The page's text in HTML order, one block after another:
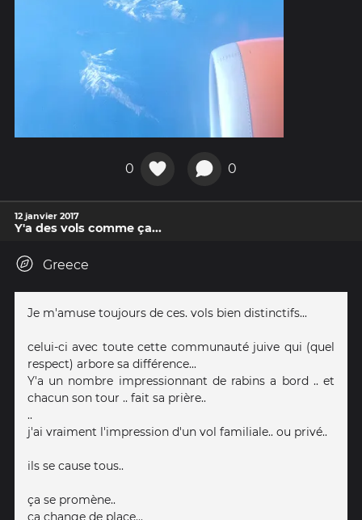
0 0
12 janvier 2017
Y'a des vols comme ça...
Greece
Je m'amuse toujours de ces. vols bien distinctifs...
celui-ci avec toute cette communauté juive qui (quel
respect) arbore sa différence...
Y'a un nombre impressionnant de rabins a bord .. et
chacun son tour .. fait sa prière..
..
j'ai vraiment l'impression d'un vol familiale.. ou privé..
ils se cause tous..
ça se promène..
ça change de place...